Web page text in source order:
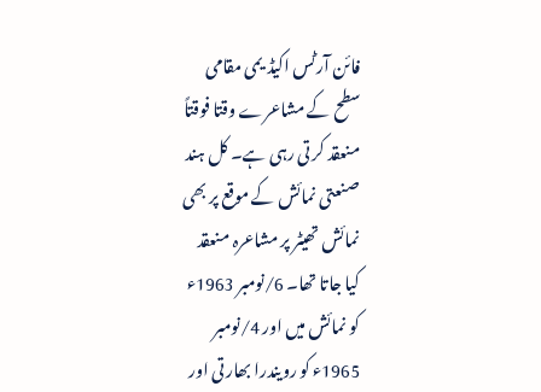
فائن آرٹس اکیڈیمی مقامی
سطح کے مشاعرے وقتا فوقتاً
منعقد کرتی رہی ہے۔ کل ہند
صنعتی نمائش کے موقع پر بھی
نمائش تھیٹر پر مشاعرہ منعقد
کیا جاتا تھا۔ 6/نومبر 1963ء
کو نمائش میں اور 4/نومبر
1965ء کو رویندرا بھارتی اور